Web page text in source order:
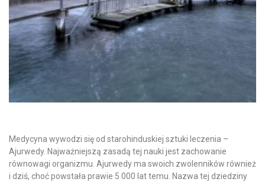
Medycyna wywodzi się od starohinduskiej sztuki leczenia –
Ajurwedy. Najważniejszą zasadą tej nauki jest zachowanie
równowagi organizmu. Ajurwedy ma swoich zwolenników również
i dziś, choć powstała prawie 5 000 lat temu. Nazwa tej dziedziny